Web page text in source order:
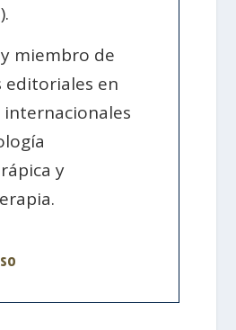
miembro de
editoriales en
internacionales
y